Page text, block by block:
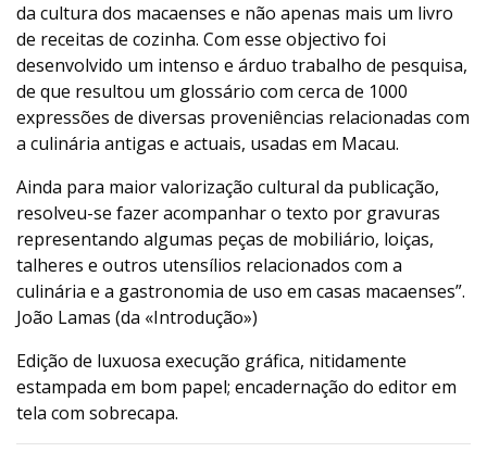
da cultura dos macaenses e não apenas mais um livro
de receitas de cozinha. Com esse objectivo foi
desenvolvido um intenso e árduo trabalho de pesquisa,
de que resultou um glossário com cerca de 1000
expressões de diversas proveniências relacionadas com
a culinária antigas e actuais, usadas em Macau.
Ainda para maior valorização cultural da publicação,
resolveu-se fazer acompanhar o texto por gravuras
representando algumas peças de mobiliário, loiças,
talheres e outros utensílios relacionados com a
culinária e a gastronomia de uso em casas macaenses”.
João Lamas (da «Introdução»)
Edição de luxuosa execução gráfica, nitidamente
estampada em bom papel; encadernação do editor em
tela com sobrecapa.